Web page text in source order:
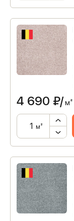
4 690 ₽/м²
м²